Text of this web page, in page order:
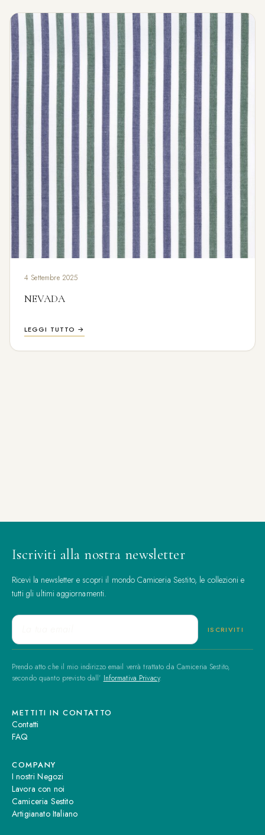
4 Settembre 2025
NEVADA
LEGGI TUTTO →
Iscriviti alla nostra newsletter
Ricevi la newsletter e scopri il mondo Camiceria Sestito, le collezioni e
tutti gli ultimi aggiornamenti.
Prendo atto che il mio indirizzo email verrà trattato da Camiceria Sestito,
secondo quanto previsto dall' Informativa Privacy.
METTITI IN CONTATTO
Contatti
FAQ
COMPANY
I nostri Negozi
Lavora con noi
Camiceria Sestito
Artigianato Italiano